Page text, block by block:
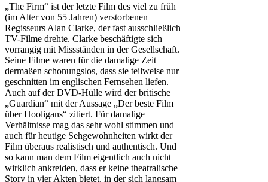
„The Firm“ ist der letzte Film des viel zu früh
(im Alter von 55 Jahren) verstorbenen
Regisseurs Alan Clarke, der fast ausschließlich
TV-Filme drehte. Clarke beschäftigte sich
vorrangig mit Missständen in der Gesellschaft.
Seine Filme waren für die damalige Zeit
dermaßen schonungslos, dass sie teilweise nur
geschnitten im englischen Fernsehen liefen.
Auch auf der DVD-Hülle wird der britische
„Guardian“ mit der Aussage „Der beste Film
über Hooligans“ zitiert. Für damalige
Verhältnisse mag das sehr wohl stimmen und
auch für heutige Sehgewohnheiten wirkt der
Film überaus realistisch und authentisch. Und
so kann man dem Film eigentlich auch nicht
wirklich ankreiden, dass er keine theatralische
Story in vier Akten bietet, in der sich langsam